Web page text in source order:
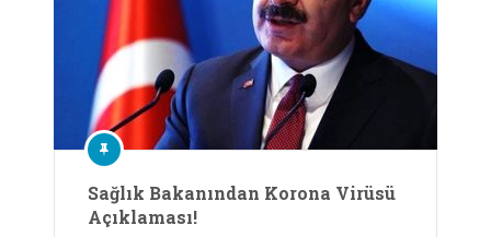
Sağlık Bakanından Korona Virüsü
Açıklaması!